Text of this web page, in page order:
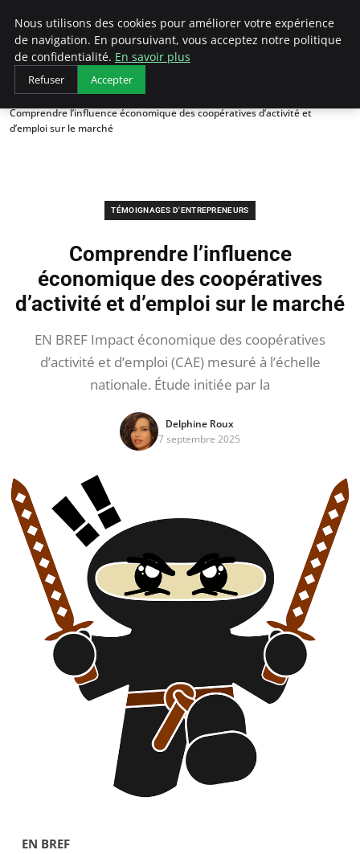
LECFCM
Accueil
Témoignages d'entrepreneurs
Comprendre l’influence économique des coopératives d’activité et
d’emploi sur le marché
TÉMOIGNAGES D'ENTREPRENEURS
Comprendre l’influence
économique des coopératives
d’activité et d’emploi sur le marché
EN BREF Impact économique des coopératives
d’activité et d’emploi (CAE) mesuré à l’échelle
nationale. Étude initiée par la
Delphine Roux
7 septembre 2025
EN BREF
Nous utilisons des cookies pour améliorer votre expérience
de navigation. En poursuivant, vous acceptez notre politique
de confidentialité. En savoir plus
Refuser Accepter